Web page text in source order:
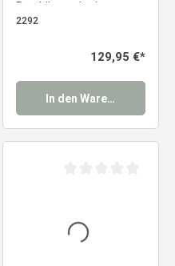
Bettkästen | mit
Lattenrost | massiv |
2292
Regulärer Preis:
129,95 €*
In den Warenkorb